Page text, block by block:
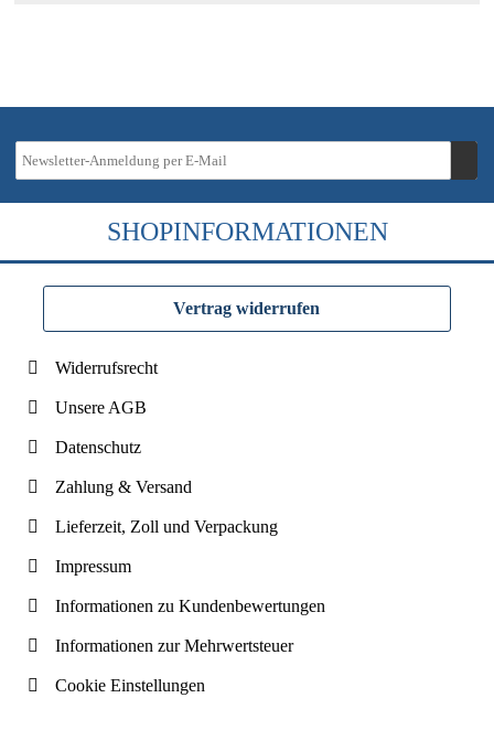
SHOPINFORMATIONEN
Vertrag widerrufen
Widerrufsrecht
Unsere AGB
Datenschutz
Zahlung & Versand
Lieferzeit, Zoll und Verpackung
Impressum
Informationen zu Kundenbewertungen
Informationen zur Mehrwertsteuer
Cookie Einstellungen